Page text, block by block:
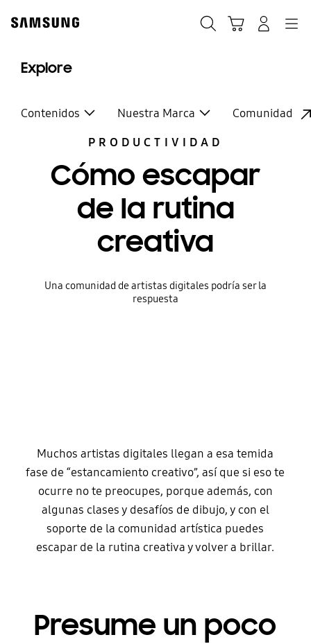
content
Explore
Contenidos Nuestra Marca
Comunidad
PRODUCTIVIDAD
Cómo escapar
de la rutina
creativa
Una comunidad de artistas digitales podría ser la
respuesta
Muchos artistas digitales llegan a esa temida
fase de “estancamiento creativo”, así que si eso te
ocurre no te preocupes, porque además, con
algunas clases y desafíos de dibujo, y con el
soporte de la comunidad artística puedes
escapar de la rutina creativa y volver a brillar.
Presume un poco